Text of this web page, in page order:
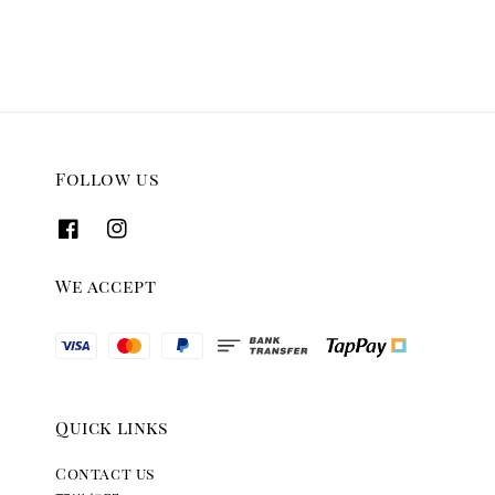
Follow us
We accept
Quick links
Contact us